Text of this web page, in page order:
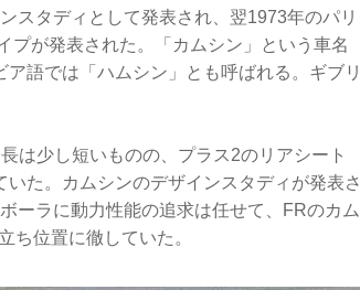
スタディとして発表され、翌1973年のパリ
プが発表された。「カムシン」という車名
語では「ハムシン」とも呼ばれる。ギブリ
は少し短いものの、プラス2のリアシート
た。カムシンのデザインスタディが発表さ
ーラに動力性能の追求は任せて、FRのカム
ち位置に徹していた。